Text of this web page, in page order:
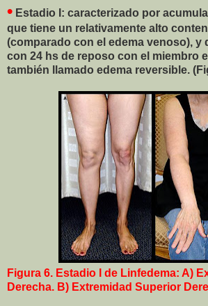
• Estadio I: caracterizado por
que tiene un relativamente alto
(comparado con el edema venoso), y
con 24 hs de reposo con el miembro
también llamado edema reversible.
Figura 6. Estadio I de Linfedema: A)
Derecha. B) Extremidad Superior